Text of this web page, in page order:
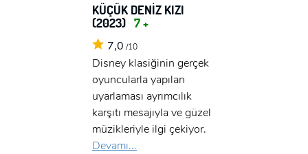
KÜÇÜK DENİZ KIZI
(2023) 7 +
7,0 /10
Disney klasiğinin gerçek
oyuncularla yapılan
uyarlaması ayrımcılık
karşıtı mesajıyla ve güzel
müzikleriyle ilgi çekiyor.
Devamı...